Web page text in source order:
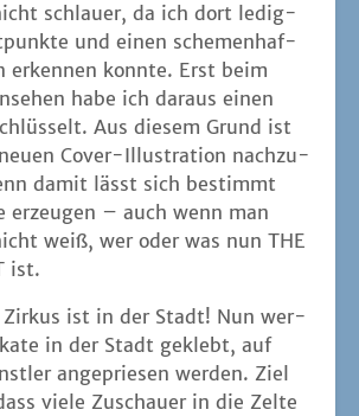
schlau­er, da ich dort ledig­
und einen sche­men­haf­
erken­nen konn­te. Erst beim
habe ich dar­aus einen
Aus die­sem Grund ist
Cover-Illus­tra­ti­on nach­zu­
damit lässt sich bestimmt
erzeu­gen – auch wenn man
weiß, wer oder was nun THE
ist.
Zir­kus ist in der Stadt! Nun wer­
in der Stadt geklebt, auf
ange­prie­sen wer­den. Ziel
vie­le Zuschau­er in die Zel­te